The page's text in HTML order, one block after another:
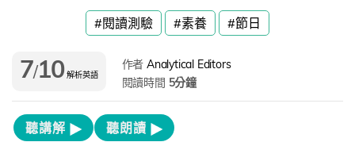
#閱讀測驗 #素養 #節日
7/10 解析英語
作者Analytical Editors
閱讀時間 5分鐘
聽講解 聽朗讀